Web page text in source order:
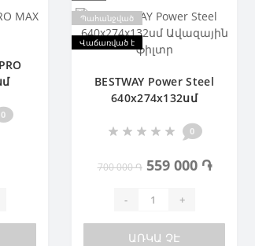
0
Պահանջված
Վաճառված է
BESTWAY Power Steel
640х274х132սմ
0
700 000 ֏ 559 000 ֏
- +
ԱՌԿԱ ՉԷ